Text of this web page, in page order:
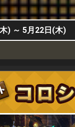
) ～ 5月22日(木)